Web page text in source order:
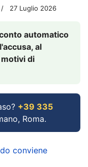
27 Luglio 2026
automatico
al
di
+39 335
Roma.
conviene